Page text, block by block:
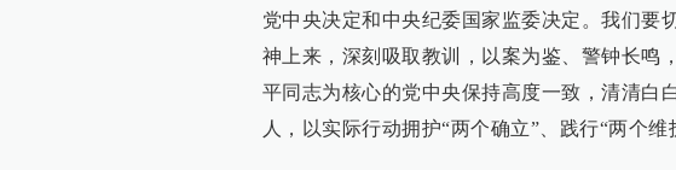
党中央决定和中央纪委国家监委决定。我们要
神上来，深刻吸取教训，以案为鉴、警钟长鸣
平同志为核心的党中央保持高度一致，清清白
人，以实际行动拥护“两个确立”、践行“两个维